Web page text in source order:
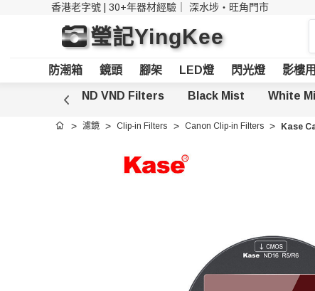
香港老字號 | 30+年器材經驗｜ 深水埗・旺角門市
瑩記YingKee
防潮箱 鏡頭 腳架 LED燈 閃光燈 影樓
ND VND Filters Black Mist White
首頁 濾鏡 Clip-in Filters Canon Clip-in Filters Kase